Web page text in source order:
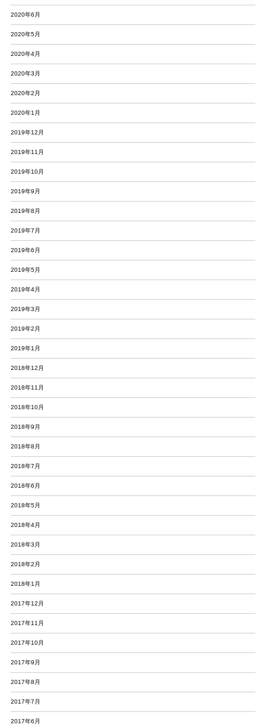
2020年6月
2020年5月
2020年4月
2020年3月
2020年2月
2020年1月
2019年12月
2019年11月
2019年10月
2019年9月
2019年8月
2019年7月
2019年6月
2019年5月
2019年4月
2019年3月
2019年2月
2019年1月
2018年12月
2018年11月
2018年10月
2018年9月
2018年8月
2018年7月
2018年6月
2018年5月
2018年4月
2018年3月
2018年2月
2018年1月
2017年12月
2017年11月
2017年10月
2017年9月
2017年8月
2017年7月
2017年6月